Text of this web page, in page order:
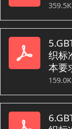
织标
本要